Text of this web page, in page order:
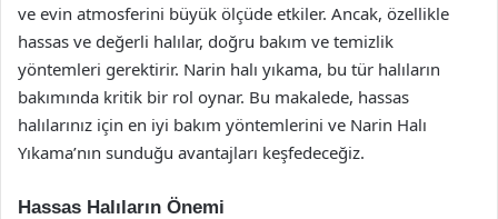
ve evin atmosferini büyük ölçüde etkiler. Ancak, özellikle
hassas ve değerli halılar, doğru bakım ve temizlik
yöntemleri gerektirir. Narin halı yıkama, bu tür halıların
bakımında kritik bir rol oynar. Bu makalede, hassas
halılarınız için en iyi bakım yöntemlerini ve Narin Halı
Yıkama’nın sunduğu avantajları keşfedeceğiz.
Hassas Halıların Önemi